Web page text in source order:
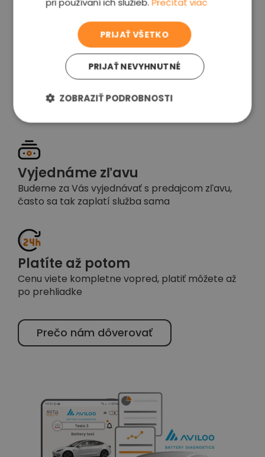
voľba
Garancia spokojnosti
Pokiaľ nebudete s našou prácou spokojní,
Vyjednáme zľavu
Budeme za Vás vyjednávať s predajcom zľavu,
často sa tak zaplatí služba sama
Platíte až potom
Cenu viete kompletne vopred, platiť môžete až
po prehliadke
Prečo nám dôverovať
PRIJAŤ VŠETKO
PRIJAŤ NEVYHNUTNÉ
ZOBRAZIŤ PODROBNOSTI